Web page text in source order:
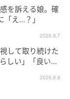
を訴える娘。確
え…？」
2026.8.7
して取り続けた
しい」「良いこ
2026.8.6